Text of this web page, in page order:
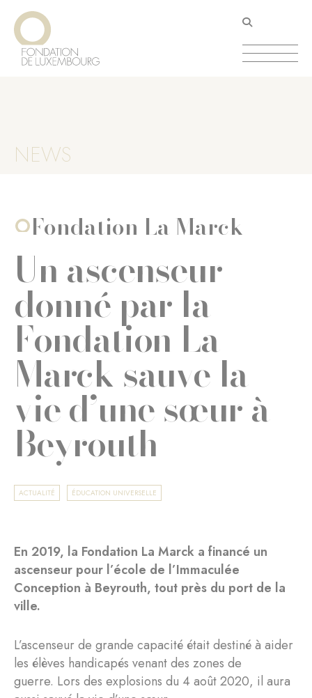
Aller
contenu
principal
NEWS
Fondation La Marck
Un ascenseur
donné par la
Fondation La
Marck sauve la
vie d’une sœur à
Beyrouth
ACTUALITÉ ÉDUCATION UNIVERSELLE
En 2019, la Fondation La Marck a financé un
ascenseur pour l’école de l’Immaculée
Conception à Beyrouth, tout près du port de la
ville.
L’ascenseur de grande capacité était destiné à aider
les élèves handicapés venant des zones de
guerre. Lors des explosions du 4 août 2020, il aura
Panneau de gestion des cookies